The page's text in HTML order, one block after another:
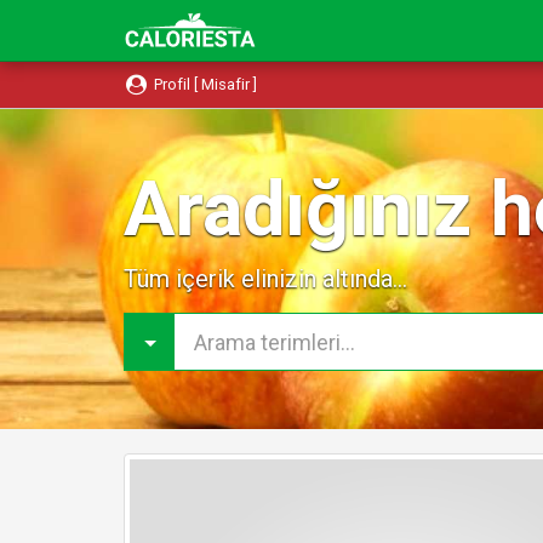
Profil [ Misafir ]
Aradığınız
Tüm içerik elinizin altında...